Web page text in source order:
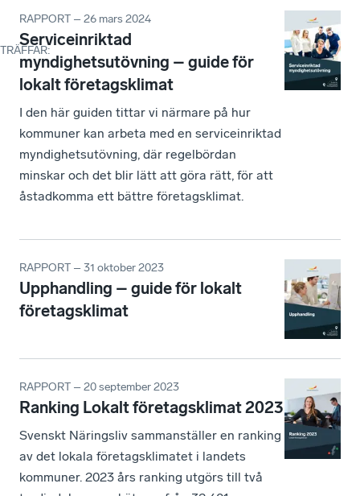
TRÄFFAR:
RAPPORT – 26 mars 2024
Serviceinriktad
myndighetsutövning – guide för
lokalt företagsklimat
I den här guiden tittar vi närmare på hur
kommuner kan arbeta med en serviceinriktad
myndighetsutövning, där regelbördan
minskar och det blir lätt att göra rätt, för att
åstadkomma ett bättre företagsklimat.
RAPPORT – 31 oktober 2023
Upphandling – guide för lokalt
företagsklimat
RAPPORT – 20 september 2023
Ranking Lokalt företagsklimat 2023
Svenskt Näringsliv sammanställer en ranking
av det lokala företagsklimatet i landets
kommuner. 2023 års ranking utgörs till två